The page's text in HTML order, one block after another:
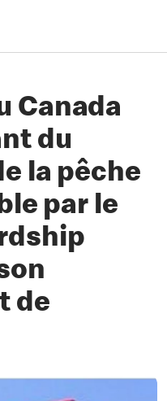
Canada
du
la pêche
par le
de